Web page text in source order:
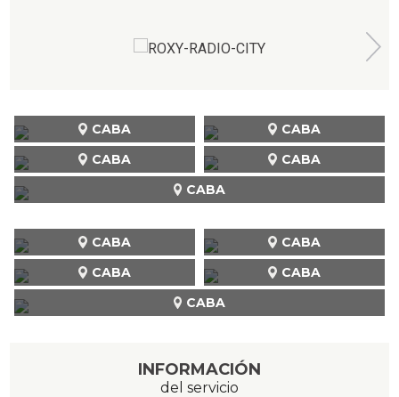
CABA
CABA
CABA
CABA
CABA
CABA
CABA
CABA
CABA
CABA
INFORMACIÓN
del servicio